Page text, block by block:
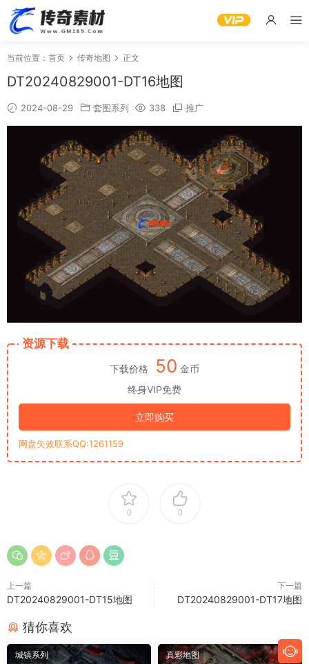
当前位置： 首页 传奇地图 正文
DT20240829001-DT16地图
2024-08-29 套图系列 338 推广
资源下载
下载价格 50 金币
终身VIP免费
立即购买
网盘失效联系QQ:1261159
0 0
上一篇
DT20240829001-DT15地图
下一篇
DT20240829001-DT17地图
猜你喜欢
城镇系列 真彩地图